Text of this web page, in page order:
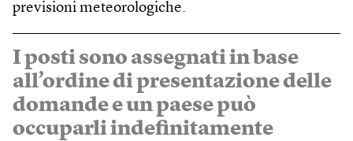
previsioni meteorologiche.
I posti sono assegnati in base
all’ordine di presentazione delle
domande e un paese può
occuparli indefinitamente